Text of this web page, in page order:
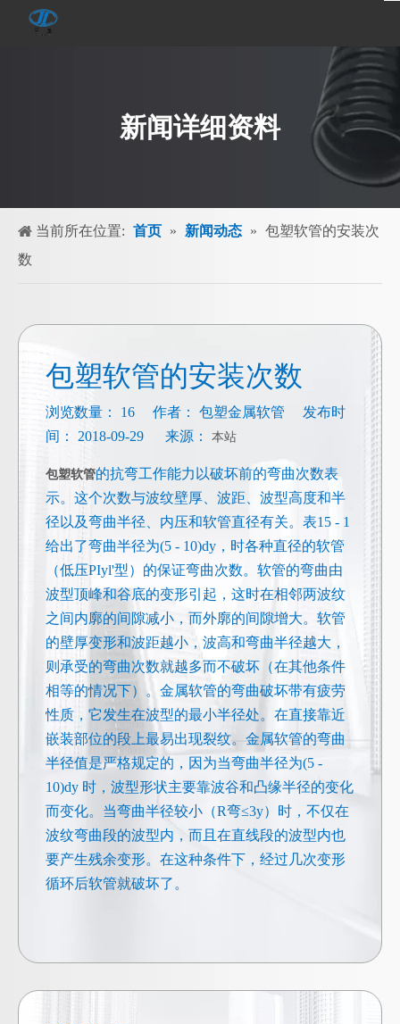
新闻详细资料
当前所在位置: 首页 » 新闻动态 » 包塑软管的安装次
数
包塑软管的安装次数
浏览数量： 16 作者： 包塑金属软管 发布时
间： 2018-09-29 来源： 本站
包塑软管的抗弯工作能力以破坏前的弯曲次数表
示。这个次数与波纹壁厚、波距、波型高度和半
径以及弯曲半径、内压和软管直径有关。表15 - 1
给出了弯曲半径为(5 - 10)dy，时各种直径的软管
（低压PIyl'型）的保证弯曲次数。软管的弯曲由
波型顶峰和谷底的变形引起，这时在相邻两波纹
之间内廓的间隙减小，而外廓的间隙增大。软管
的壁厚变形和波距越小，波高和弯曲半径越大，
则承受的弯曲次数就越多而不破坏（在其他条件
相等的情况下）。金属软管的弯曲破坏带有疲劳
性质，它发生在波型的最小半径处。在直接靠近
嵌装部位的段上最易出现裂纹。金属软管的弯曲
半径值是严格规定的，因为当弯曲半径为(5 -
10)dy 时，波型形状主要靠波谷和凸缘半径的变化
而变化。当弯曲半径较小（R弯≤3y）时，不仅在
波纹弯曲段的波型内，而且在直线段的波型内也
要产生残余变形。在这种条件下，经过几次变形
循环后软管就破坏了。